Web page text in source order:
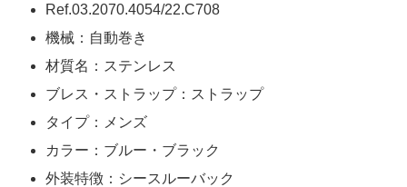
Ref.03.2070.4054/22.C708
機械：自動巻き
材質名：ステンレス
ブレス・ストラップ：ストラップ
タイプ：メンズ
カラー：ブルー・ブラック
外装特徴：シースルーバック